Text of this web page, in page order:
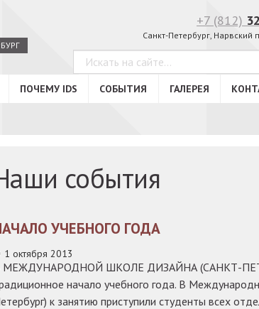
+7 (812)
Санкт-Петербург, Нарвский
ПОЧЕМУ IDS СОБЫТИЯ ГАЛЕРЕЯ
события
УЧЕБНОГО ГОДА
1 октября 2013
МЕЖДУНАРОДНОЙ ШКОЛЕ ДИЗАЙНА (САНКТ-
начало учебного года. В
к занятию приступили студенты всех